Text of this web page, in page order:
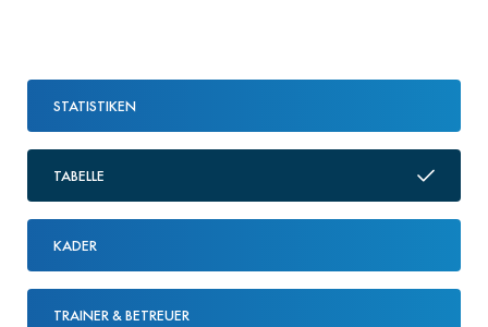
STATISTIKEN
TABELLE
KADER
TRAINER & BETREUER